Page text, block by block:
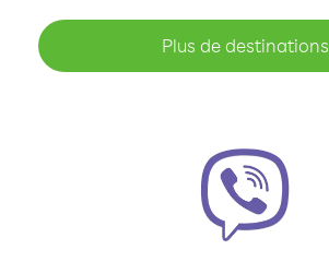
Plus de destinations